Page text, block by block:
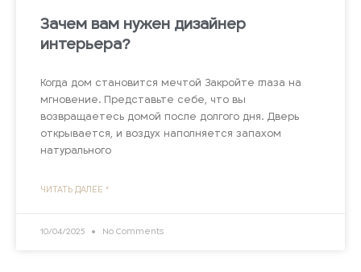
Зачем вам нужен дизайнер
интерьера?
Когда дом становится мечтой Закройте глаза на
мгновение. Представьте себе, что вы
возвращаетесь домой после долгого дня. Дверь
открывается, и воздух наполняется запахом
натурального
ЧИТАТЬ ДАЛЕЕ "
10/04/2025 No Comments